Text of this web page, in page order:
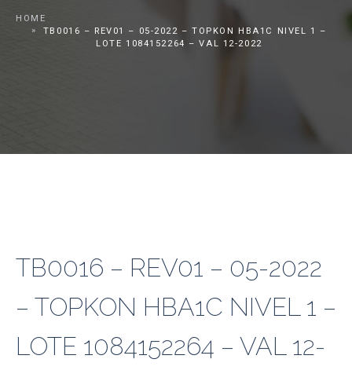
HOME
TB0016 – REV01 – 05-2022 – TOPKON HBA1C NIVEL 1 –
LOTE 1084152264 – VAL 12-2022
TB0016 – REV01 – 05-2022
– TOPKON HBA1C NIVEL 1 –
LOTE 1084152264 – VAL 12-